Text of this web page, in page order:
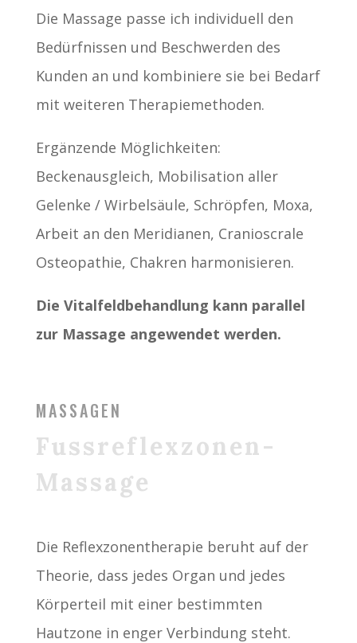
Die Massage passe ich individuell den
Bedürfnissen und Beschwerden des
Kunden an und kombiniere sie bei Bedarf
mit weiteren Therapiemethoden.
Ergänzende Möglichkeiten:
Beckenausgleich, Mobilisation aller
Gelenke / Wirbelsäule, Schröpfen, Moxa,
Arbeit an den Meridianen, Cranioscrale
Osteopathie, Chakren harmonisieren.
Die Vitalfeldbehandlung kann parallel
zur Massage angewendet werden.
MASSAGEN
Fussreflexzonen-
Massage
Die Reflexzonentherapie beruht auf der
Theorie, dass jedes Organ und jedes
Körperteil mit einer bestimmten
Hautzone in enger Verbindung steht.